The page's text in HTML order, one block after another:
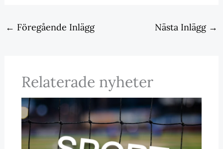
← Föregående Inlägg Nästa Inlägg →
Relaterade nyheter